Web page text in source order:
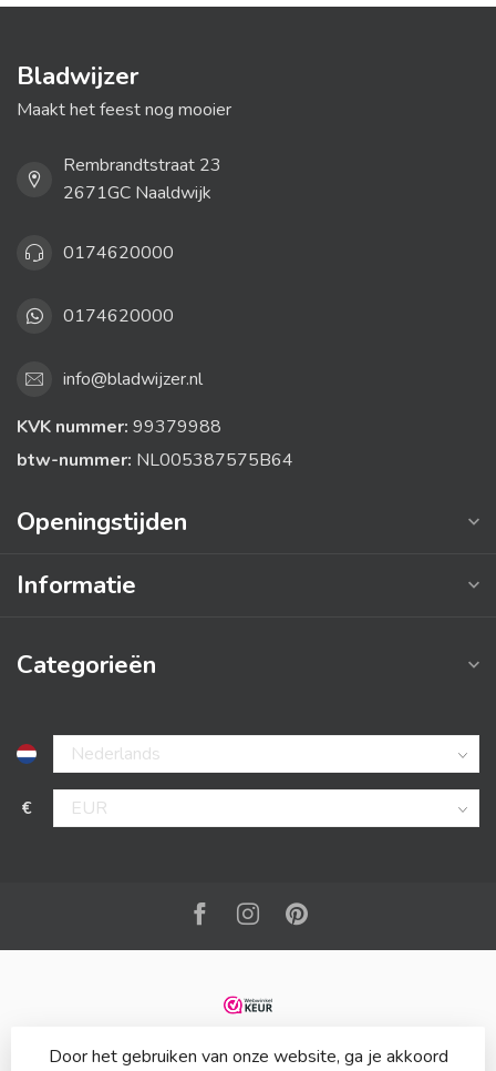
Bladwijzer
Maakt het feest nog mooier
Rembrandtstraat 23
2671GC Naaldwijk
0174620000
0174620000
info@bladwijzer.nl
KVK nummer: 99379988
btw-nummer: NL005387575B64
Openingstijden
Informatie
Categorieën
€
Door het gebruiken van onze website, ga je akkoord